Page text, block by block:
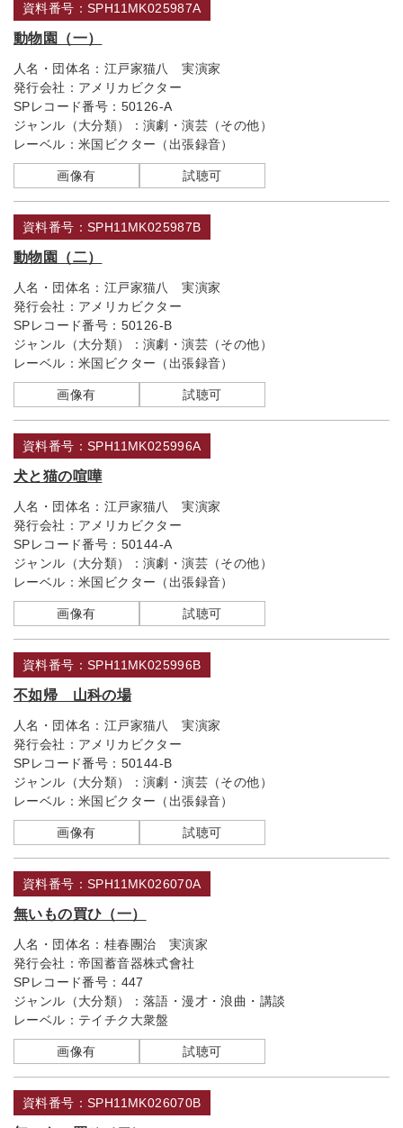
資料番号：SPH11MK025987A
動物園（一）
人名・団体名： 江戸家猫八 実演家
発行会社： アメリカビクター
SPレコード番号： 50126-A
ジャンル（大分類）： 演劇・演芸（その他）
レーベル： 米国ビクター（出張録音）
画像有 試聴可
資料番号：SPH11MK025987B
動物園（二）
人名・団体名： 江戸家猫八 実演家
発行会社： アメリカビクター
SPレコード番号： 50126-B
ジャンル（大分類）： 演劇・演芸（その他）
レーベル： 米国ビクター（出張録音）
画像有 試聴可
資料番号：SPH11MK025996A
犬と猫の喧嘩
人名・団体名： 江戸家猫八 実演家
発行会社： アメリカビクター
SPレコード番号： 50144-A
ジャンル（大分類）： 演劇・演芸（その他）
レーベル： 米国ビクター（出張録音）
画像有 試聴可
資料番号：SPH11MK025996B
不如帰 山科の場
人名・団体名： 江戸家猫八 実演家
発行会社： アメリカビクター
SPレコード番号： 50144-B
ジャンル（大分類）： 演劇・演芸（その他）
レーベル： 米国ビクター（出張録音）
画像有 試聴可
資料番号：SPH11MK026070A
無いもの買ひ（一）
人名・団体名： 桂春團治 実演家
発行会社： 帝国蓄音器株式會社
SPレコード番号： 447
ジャンル（大分類）： 落語・漫才・浪曲・講談
レーベル： テイチク大衆盤
画像有 試聴可
資料番号：SPH11MK026070B